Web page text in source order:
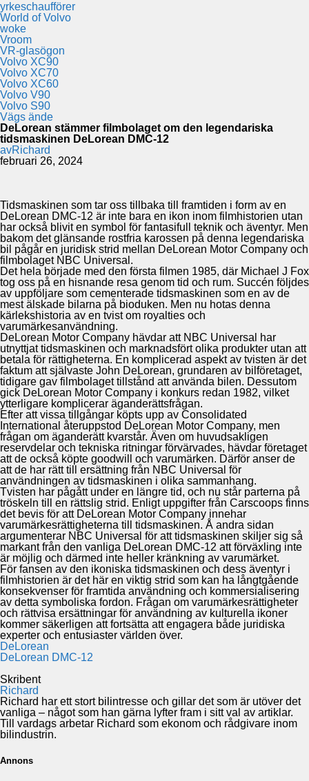
yrkeschaufförer
World of Volvo
woke
Vroom
VR-glasögon
Volvo XC90
Volvo XC70
Volvo XC60
Volvo V90
Volvo S90
Vägs ände
DeLorean stämmer filmbolaget om den legendariska
tidsmaskinen DeLorean DMC-12
avRichard
februari 26, 2024
Tidsmaskinen som tar oss tillbaka till framtiden i form av en
DeLorean DMC-12 är inte bara en ikon inom filmhistorien utan
har också blivit en symbol för fantasifull teknik och äventyr. Men
bakom det glänsande rostfria karossen på denna legendariska
bil pågår en juridisk strid mellan DeLorean Motor Company och
filmbolaget NBC Universal.
Det hela började med den första filmen 1985, där Michael J Fox
tog oss på en hisnande resa genom tid och rum. Succén följdes
av uppföljare som cementerade tidsmaskinen som en av de
mest älskade bilarna på bioduken. Men nu hotas denna
kärlekshistoria av en tvist om royalties och
varumärkesanvändning.
DeLorean Motor Company hävdar att NBC Universal har
utnyttjat tidsmaskinen och marknadsfört olika produkter utan att
betala för rättigheterna. En komplicerad aspekt av tvisten är det
faktum att självaste John DeLorean, grundaren av bilföretaget,
tidigare gav filmbolaget tillstånd att använda bilen. Dessutom
gick DeLorean Motor Company i konkurs redan 1982, vilket
ytterligare komplicerar äganderättsfrågan.
Efter att vissa tillgångar köpts upp av Consolidated
International återuppstod DeLorean Motor Company, men
frågan om äganderätt kvarstår. Även om huvudsakligen
reservdelar och tekniska ritningar förvärvades, hävdar företaget
att de också köpte goodwill och varumärken. Därför anser de
att de har rätt till ersättning från NBC Universal för
användningen av tidsmaskinen i olika sammanhang.
Tvisten har pågått under en längre tid, och nu står parterna på
tröskeln till en rättslig strid. Enligt uppgifter från Carscoops finns
det bevis för att DeLorean Motor Company innehar
varumärkesrättigheterna till tidsmaskinen. Å andra sidan
argumenterar NBC Universal för att tidsmaskinen skiljer sig så
markant från den vanliga DeLorean DMC-12 att förväxling inte
är möjlig och därmed inte heller kränkning av varumärket.
För fansen av den ikoniska tidsmaskinen och dess äventyr i
filmhistorien är det här en viktig strid som kan ha långtgående
konsekvenser för framtida användning och kommersialisering
av detta symboliska fordon. Frågan om varumärkesrättigheter
och rättvisa ersättningar för användning av kulturella ikoner
kommer säkerligen att fortsätta att engagera både juridiska
experter och entusiaster världen över.
DeLorean
DeLorean DMC-12
Skribent
Richard
Richard har ett stort bilintresse och gillar det som är utöver det
vanliga – något som han gärna lyfter fram i sitt val av artiklar.
Till vardags arbetar Richard som ekonom och rådgivare inom
bilindustrin.
Annons